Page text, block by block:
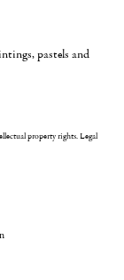
pastels and
property rights.Legal